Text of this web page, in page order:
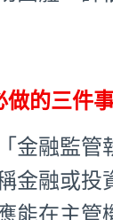
做的三件
金融監管
金融或投
能在主管